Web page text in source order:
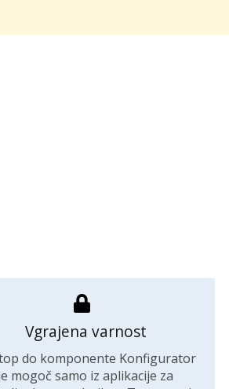
Vgrajena varnost
do komponente Konfigurator
mogoč samo iz aplikacije za